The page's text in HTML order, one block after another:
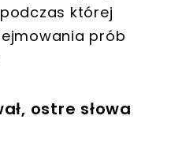
której
prób
ostre słowa